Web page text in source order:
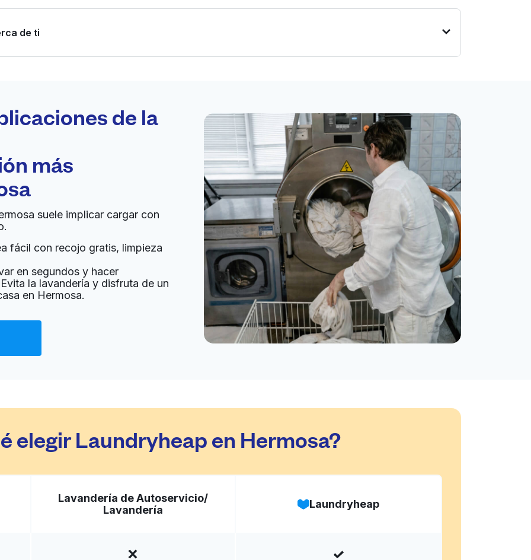
de ti
24/7
States
desconocido
Ir al sitio web
domicilio:
a domicilio:desconocido
de la
más
suele implicar cargar con
fácil con recojo gratis, limpieza
en segundos y hacer
la lavandería y disfruta de un
en Hermosa.
elegir Laundryheap en Hermosa?
Lavandería de Autoservicio/
Lavandería
Laundryheap